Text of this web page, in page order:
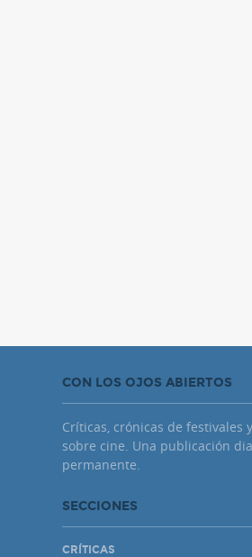
CON LOS OJOS ABIERTOS
Críticas, crónicas de festivales
sobre cine. Una publicación
permanente.
SECCIONES
CRÍTICAS